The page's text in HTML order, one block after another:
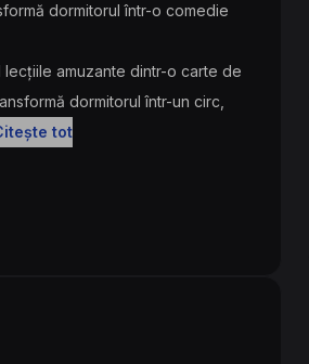
dormitorul într-o comedie
amuzante dintr-o carte de
dormitorul într-un circ,
tot